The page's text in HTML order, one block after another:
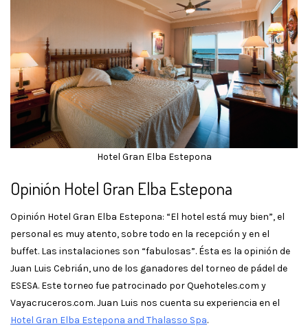
Hotel Gran Elba Estepona
Opinión Hotel Gran Elba Estepona
Opinión Hotel Gran Elba Estepona: “El hotel está muy bien”, el
personal es muy atento, sobre todo en la recepción y en el
buffet. Las instalaciones son “fabulosas”. Ésta es la opinión de
Juan Luis Cebrián, uno de los ganadores del torneo de pádel de
ESESA. Este torneo fue patrocinado por Quehoteles.com y
Vayacruceros.com. Juan Luis nos cuenta su experiencia en el
Hotel Gran Elba Estepona and Thalasso Spa.